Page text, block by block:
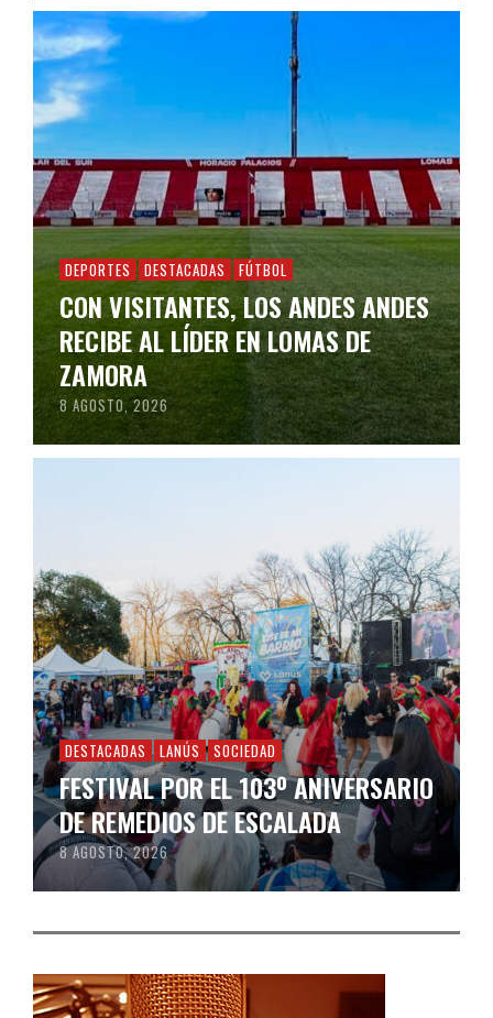
DEPORTES DESTACADAS FÚTBOL
CON VISITANTES, LOS ANDES ANDES
RECIBE AL LÍDER EN LOMAS DE
ZAMORA
8 AGOSTO, 2026
DESTACADAS LANÚS SOCIEDAD
FESTIVAL POR EL 103º ANIVERSARIO
DE REMEDIOS DE ESCALADA
8 AGOSTO, 2026